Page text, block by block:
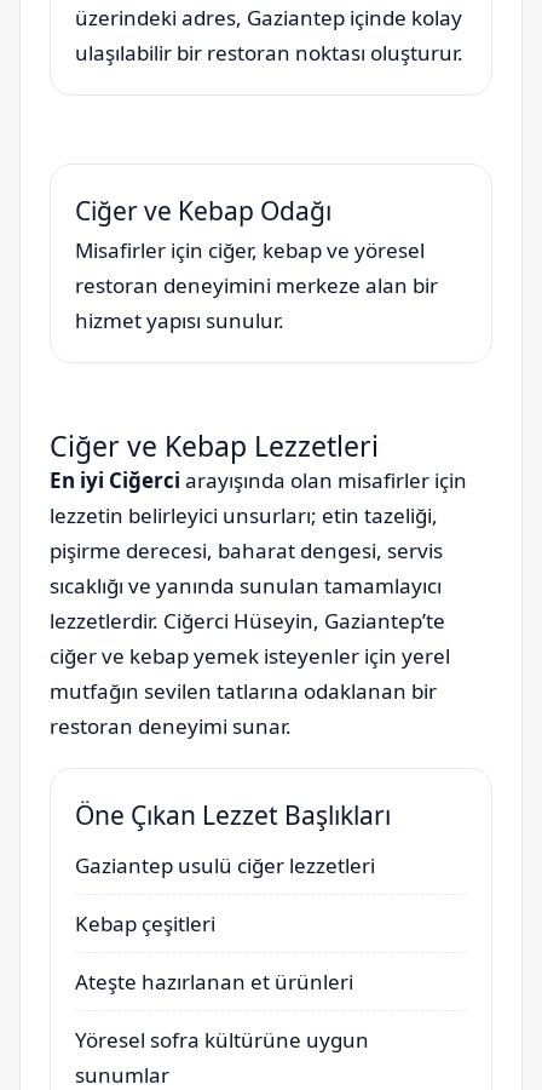
üzerindeki adres, Gaziantep içinde kolay
ulaşılabilir bir restoran noktası oluşturur.
Ciğer ve Kebap Odağı
Misafirler için ciğer, kebap ve yöresel
restoran deneyimini merkeze alan bir
hizmet yapısı sunulur.
Ciğer ve Kebap Lezzetleri
En iyi Ciğerci arayışında olan misafirler için
lezzetin belirleyici unsurları; etin tazeliği,
pişirme derecesi, baharat dengesi, servis
sıcaklığı ve yanında sunulan tamamlayıcı
lezzetlerdir. Ciğerci Hüseyin, Gaziantep’te
ciğer ve kebap yemek isteyenler için yerel
mutfağın sevilen tatlarına odaklanan bir
restoran deneyimi sunar.
Öne Çıkan Lezzet Başlıkları
Gaziantep usulü ciğer lezzetleri
Kebap çeşitleri
Ateşte hazırlanan et ürünleri
Yöresel sofra kültürüne uygun
sunumlar